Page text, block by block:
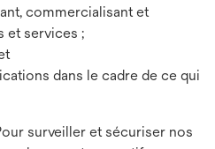
commercialisant et
et services ;
dans le cadre de ce qui
surveiller et sécuriser nos